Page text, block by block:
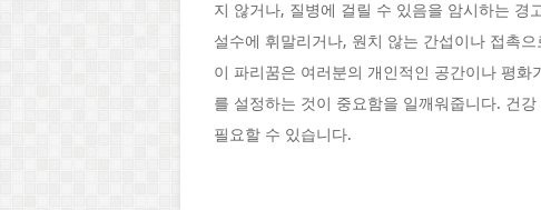
지 않거나, 질병에 걸릴 수 있음을 암시하는 경
설수에 휘말리거나, 원치 않는 간섭이나 접촉
이 파리꿈은 여러분의 개인적인 공간이나 평
를 설정하는 것이 중요함을 일깨워줍니다. 건
필요할 수 있습니다.